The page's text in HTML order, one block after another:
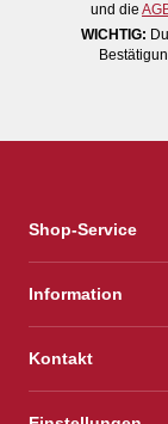
und die
WICHTIG:
Shop-Service
Information
Kontakt